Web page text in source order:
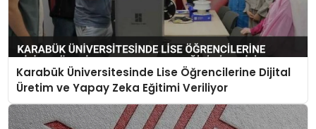
Karabük Üniversitesinde Lise Öğrencilerine Dijital
Üretim ve Yapay Zeka Eğitimi Veriliyor